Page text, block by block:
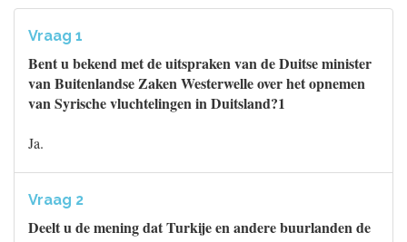
Vraag 1
Bent u bekend met de uitspraken van de Duitse minister
van Buitenlandse Zaken Westerwelle over het opnemen
van Syrische vluchtelingen in Duitsland?1
Ja.
Vraag 2
Deelt u de mening dat Turkije en andere buurlanden de